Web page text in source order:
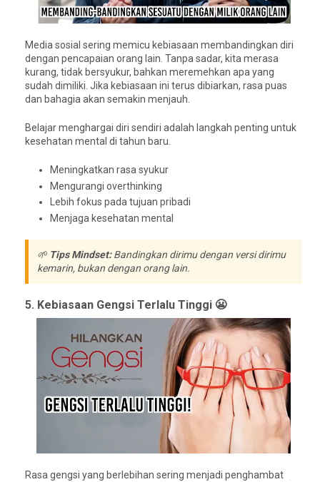
Media sosial sering memicu kebiasaan membandingkan diri
dengan pencapaian orang lain. Tanpa sadar, kita merasa
kurang, tidak bersyukur, bahkan meremehkan apa yang
sudah dimiliki. Jika kebiasaan ini terus dibiarkan, rasa puas
dan bahagia akan semakin menjauh.
Belajar menghargai diri sendiri adalah langkah penting untuk
kesehatan mental di tahun baru.
Meningkatkan rasa syukur
Mengurangi overthinking
Lebih fokus pada tujuan pribadi
Menjaga kesehatan mental
🌱 Tips Mindset:Bandingkan dirimu dengan versi dirimu
kemarin, bukan dengan orang lain.
5. Kebiasaan Gengsi Terlalu Tinggi 😬
Rasa gengsi yang berlebihan sering menjadi penghambat